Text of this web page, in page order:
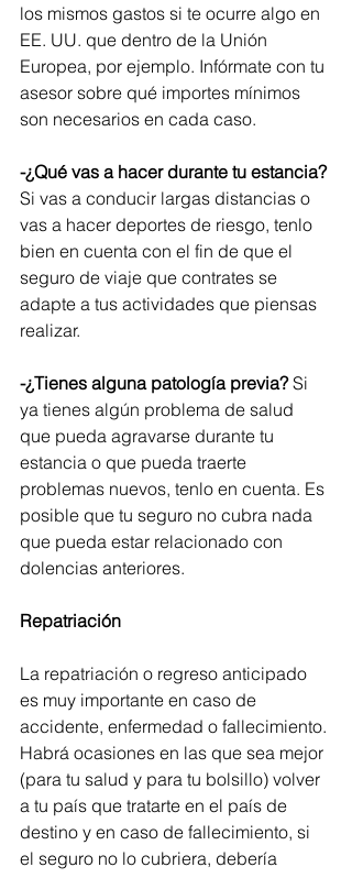
los mismos gastos si te ocurre algo en
EE. UU. que dentro de la Unión
Europea, por ejemplo. Infórmate con tu
asesor sobre qué importes mínimos
son necesarios en cada caso.
-¿Qué vas a hacer durante tu estancia?
Si vas a conducir largas distancias o
vas a hacer deportes de riesgo, tenlo
bien en cuenta con el fin de que el
seguro de viaje que contrates se
adapte a tus actividades que piensas
realizar.
-¿Tienes alguna patología previa? Si
ya tienes algún problema de salud
que pueda agravarse durante tu
estancia o que pueda traerte
problemas nuevos, tenlo en cuenta. Es
posible que tu seguro no cubra nada
que pueda estar relacionado con
dolencias anteriores.
Repatriación
La repatriación o regreso anticipado
es muy importante en caso de
accidente, enfermedad o fallecimiento.
Habrá ocasiones en las que sea mejor
(para tu salud y para tu bolsillo) volver
a tu país que tratarte en el país de
destino y en caso de fallecimiento, si
el seguro no lo cubriera, debería